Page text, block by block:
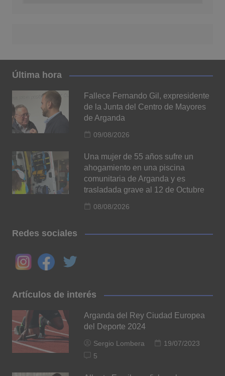
Última hora
Fallece Fernando Gil, expresidente
de la Junta del Centro de Mayores
de Arganda
09/08/2026
Una mujer de 55 años sufre un
ahogamiento en una piscina
comunitaria de Arganda y es
trasladada grave al 12 de Octubre
08/08/2026
Redes sociales
Artículos de interés
Arganda del Rey Ciudad Europea
del Deporte 2024
Sergio Lombera
19/07/2023
5